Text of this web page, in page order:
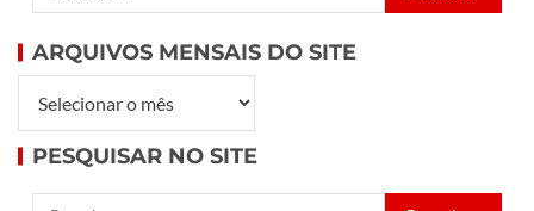
ARQUIVOS MENSAIS DO SITE
PESQUISAR NO SITE